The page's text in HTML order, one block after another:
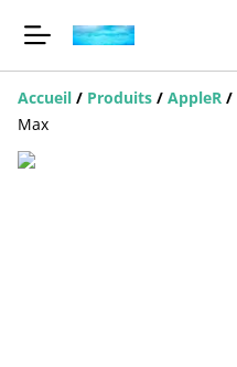
Accueil / Produits / AppleR /
Max